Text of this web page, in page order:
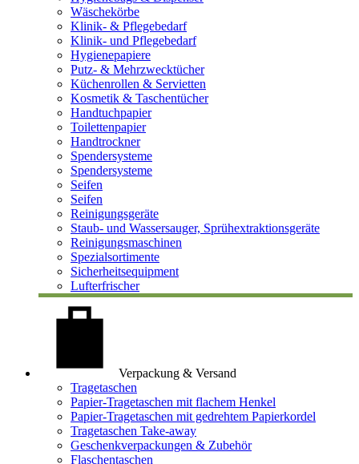
Wäschekörbe
Klinik- & Pflegebedarf
Klinik- und Pflegebedarf
Hygienepapiere
Putz- & Mehrzwecktücher
Küchenrollen & Servietten
Kosmetik & Taschentücher
Handtuchpapier
Toilettenpapier
Handtrockner
Spendersysteme
Spendersysteme
Seifen
Seifen
Reinigungsgeräte
Staub- und Wassersauger, Sprühextraktionsgeräte
Reinigungsmaschinen
Spezialsortimente
Sicherheitsequipment
Lufterfrischer
Verpackung & Versand
Tragetaschen
Papier-Tragetaschen mit flachem Henkel
Papier-Tragetaschen mit gedrehtem Papierkordel
Tragetaschen Take-away
Geschenkverpackungen & Zubehör
Flaschentaschen